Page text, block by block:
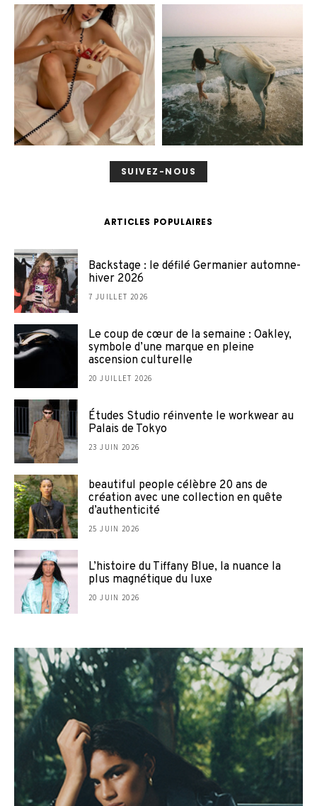
SUIVEZ-NOUS
ARTICLES POPULAIRES
Backstage : le défilé Germanier automne-
hiver 2026
7 JUILLET 2026
Le coup de cœur de la semaine : Oakley,
symbole d’une marque en pleine
ascension culturelle
20 JUILLET 2026
Études Studio réinvente le workwear au
Palais de Tokyo
23 JUIN 2026
beautiful people célèbre 20 ans de
création avec une collection en quête
d’authenticité
25 JUIN 2026
L’histoire du Tiffany Blue, la nuance la
plus magnétique du luxe
20 JUIN 2026